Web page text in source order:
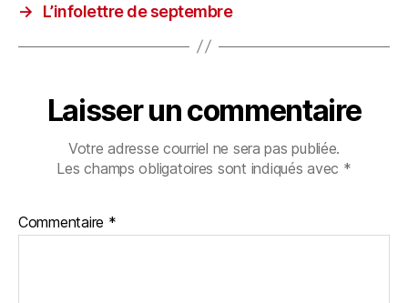
→
L’infolettre de septembre
Laisser un commentaire
Votre adresse courriel ne sera pas publiée.
Les champs obligatoires sont indiqués avec *
Commentaire *